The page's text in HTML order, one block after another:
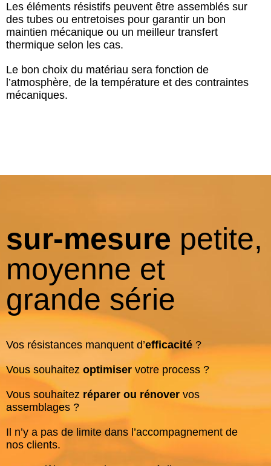
Les éléments résistifs peuvent être assemblés sur
des tubes ou entretoises pour garantir un bon
maintien mécanique ou un meilleur transfert
thermique selon les cas.
Le bon choix du matériau sera fonction de
l’atmosphère, de la température et des contraintes
mécaniques.
sur-mesure petite,
moyenne et
grande série
Vos résistances manquent d’efficacité ?
Vous souhaitezoptimiser votre process ?
Vous souhaitez réparer ou rénover vos
assemblages ?
Il n’y a pas de limite dans l’accompagnement de
nos clients.